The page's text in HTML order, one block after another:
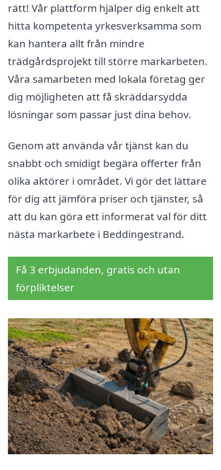
rätt! Vår plattform hjälper dig enkelt att
hitta kompetenta yrkesverksamma som
kan hantera allt från mindre
trädgårdsprojekt till större markarbeten.
Våra samarbeten med lokala företag ger
dig möjligheten att få skräddarsydda
lösningar som passar just dina behov.
Genom att använda vår tjänst kan du
snabbt och smidigt begära offerter från
olika aktörer i området. Vi gör det lättare
för dig att jämföra priser och tjänster, så
att du kan göra ett informerat val för ditt
nästa markarbete i Beddingestrand.
Få 3 erbjudanden, gratis och utan
förpliktelser